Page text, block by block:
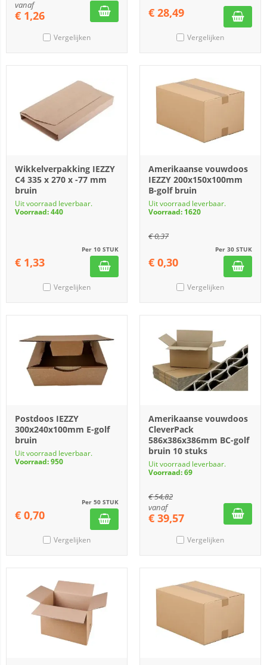
vanaf
€ 1,26
Vergelijken
€ 28,49
Vergelijken
Wikkelverpakking IEZZY
C4 335 x 270 x -77 mm
bruin
Uit voorraad leverbaar.
Voorraad: 440
Per 10 STUK
€ 1,33
Vergelijken
Amerikaanse vouwdoos
IEZZY 200x150x100mm
B-golf bruin
Uit voorraad leverbaar.
Voorraad: 1620
€0,37
Per 30 STUK
€ 0,30
Vergelijken
Postdoos IEZZY
300x240x100mm E-golf
bruin
Uit voorraad leverbaar.
Voorraad: 950
Per 50 STUK
€ 0,70
Vergelijken
Amerikaanse vouwdoos
CleverPack
586x386x386mm BC-golf
bruin 10 stuks
Uit voorraad leverbaar.
Voorraad: 69
€54,82
vanaf
€ 39,57
Vergelijken